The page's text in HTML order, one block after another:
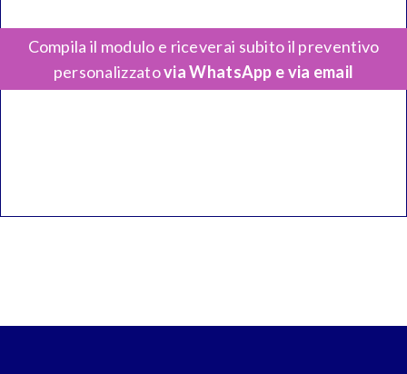
Compila il modulo e riceverai subito il preventivo
personalizzatovia WhatsApp e via email